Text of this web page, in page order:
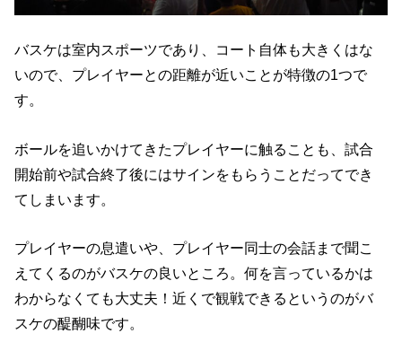
バスケは室内スポーツであり、コート自体も大きくはな
いので、プレイヤーとの距離が近いことが特徴の1つで
す。
ボールを追いかけてきたプレイヤーに触ることも、試合
開始前や試合終了後にはサインをもらうことだってでき
てしまいます。
プレイヤーの息遣いや、プレイヤー同士の会話まで聞こ
えてくるのがバスケの良いところ。何を言っているかは
わからなくても大丈夫！近くで観戦できるというのがバ
スケの醍醐味です。